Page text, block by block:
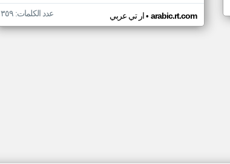
ار تي عربي• arabic.rt.com عدد الكلمات: ٣٥٩